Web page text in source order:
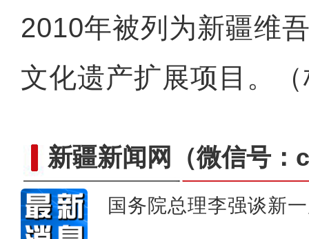
2010年被列为新疆维
文化遗产扩展项目。
新疆新闻网 （微信号
国务院总理李强谈新